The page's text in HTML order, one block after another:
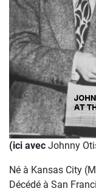
(ici avec Johnny
Né à Kansas City
Décédé à San